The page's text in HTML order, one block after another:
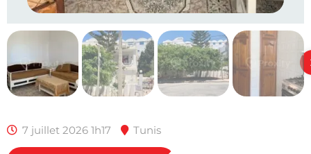
7 juillet 2026 1h17 Tunis